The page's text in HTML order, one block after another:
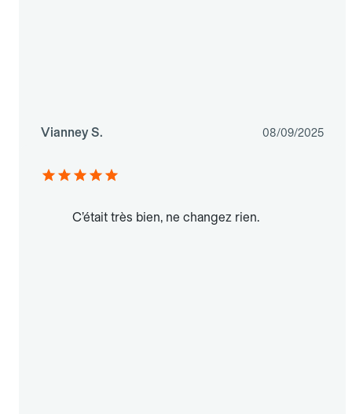
Vianney S. 08/09/2025
C’était très bien, ne changez rien.